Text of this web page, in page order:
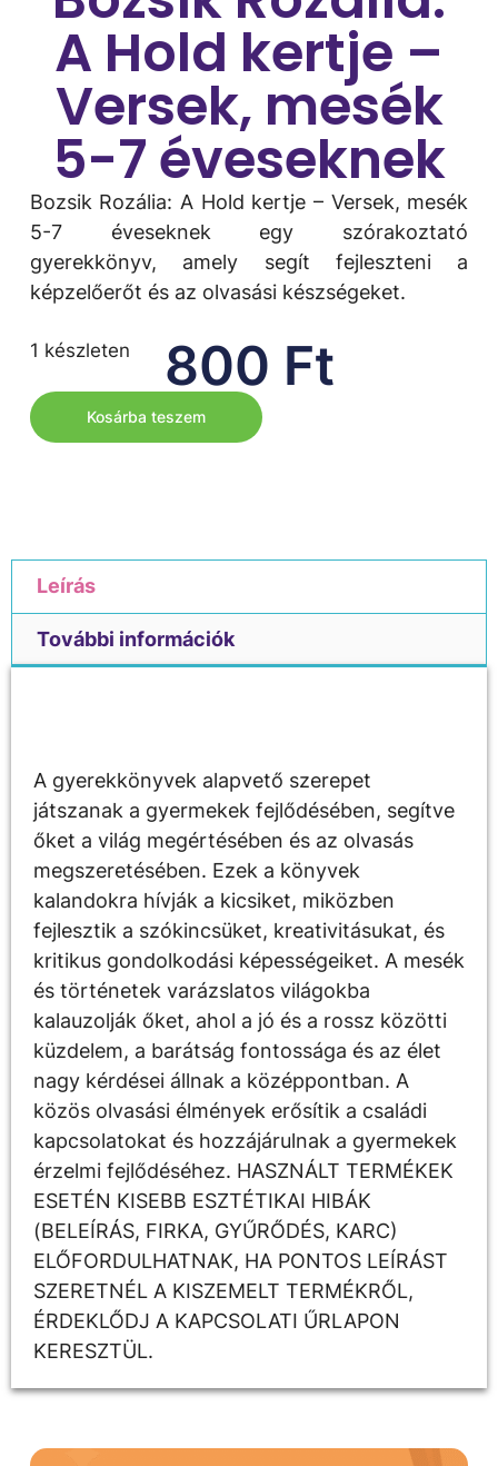
A ​Hold kertje –
Versek, mesék
5-7 éveseknek
Bozsik Rozália: A ​Hold kertje – Versek, mesék
5-7 éveseknek egy szórakoztató
gyerekkönyv, amely segít fejleszteni a
képzelőerőt és az olvasási készségeket.
800 Ft
1 készleten
Kosárba teszem
Leírás
További információk
A gyerekkönyvek alapvető szerepet
játszanak a gyermekek fejlődésében, segítve
őket a világ megértésében és az olvasás
megszeretésében. Ezek a könyvek
kalandokra hívják a kicsiket, miközben
fejlesztik a szókincsüket, kreativitásukat, és
kritikus gondolkodási képességeiket. A mesék
és történetek varázslatos világokba
kalauzolják őket, ahol a jó és a rossz közötti
küzdelem, a barátság fontossága és az élet
nagy kérdései állnak a középpontban. A
közös olvasási élmények erősítik a családi
kapcsolatokat és hozzájárulnak a gyermekek
érzelmi fejlődéséhez. HASZNÁLT TERMÉKEK
ESETÉN KISEBB ESZTÉTIKAI HIBÁK
(BELEÍRÁS, FIRKA, GYŰRŐDÉS, KARC)
ELŐFORDULHATNAK, HA PONTOS LEÍRÁST
SZERETNÉL A KISZEMELT TERMÉKRŐL,
ÉRDEKLŐDJ A KAPCSOLATI ŰRLAPON
KERESZTÜL.